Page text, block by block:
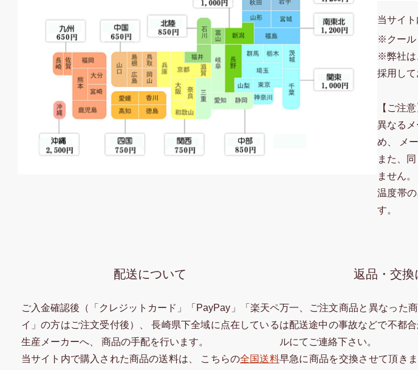
当サイ
※クール
※弊社は
採用して
【ご注意
異なる
め、 メ
また、
ません。
温度帯
す。
配送について
ご入金確認後（「クレジットカード」「PayPay」「楽天ペ
イ」の方はご注文受付後）、 長崎県下全域に点在している
生産メーカーへ、 商品の手配を行います。
当サイト内で購入された商品の送料は、 こちらの全国送料
返品・交換
万一、ご注文商品と異なった
は配送途中の事故などで不都
ルにてご連絡下さい。
早急に商品を交換させて頂き